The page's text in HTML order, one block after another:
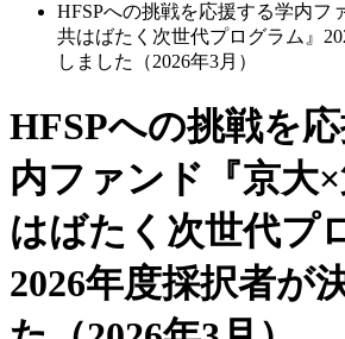
HFSPへの挑戦を応援する学内フ
共はばたく次世代プログラム』
しました（2026年3月）
HFSPへの挑戦を
内ファンド『京大
はばたく次世代プ
2026年度採択者が